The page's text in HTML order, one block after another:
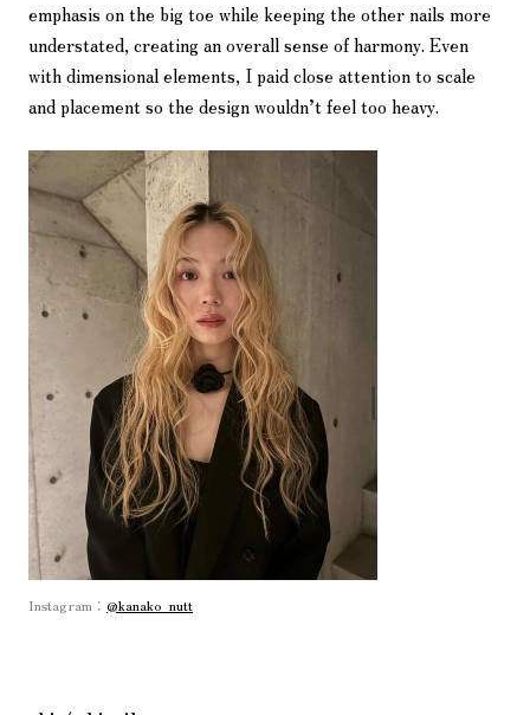
emphasis on the big toe while keeping the other nails more
understated, creating an overall sense of harmony. Even
with dimensional elements, I paid close attention to scale
and placement so the design wouldn’t feel too heavy.
Instagram： @kanako_nutt